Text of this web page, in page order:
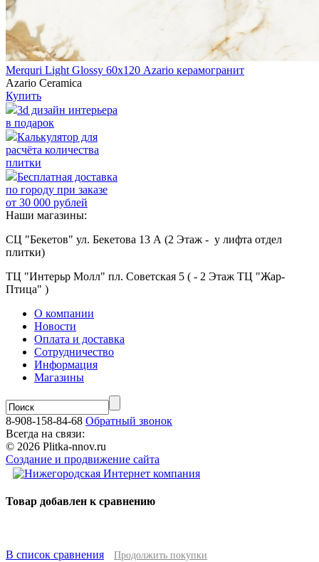
Merquri Light Glossy 60х120 Azario керамогранит
Azario Ceramica
Купить
3d дизайн интерьера
в подарок
Калькулятор для
расчёта количества
плитки
Бесплатная доставка
по городу при заказе
от 30 000 рублей
Наши магазины:
СЦ "Бекетов" ул. Бекетова 13 А (2 Этаж - у лифта отдел
плитки)
ТЦ "Интерьр Молл" пл. Советская 5 ( - 2 Этаж ТЦ "Жар-
Птица" )
О компании
Новости
Оплата и доставка
Сотрудничество
Информация
Магазины
8-908-158-84-68 Обратный звонок
Всегда на связи:
© 2026 Plitka-nnov.ru
Создание и продвижение сайта
Товар добавлен к сравнению
В список сравнения Продолжить покупки